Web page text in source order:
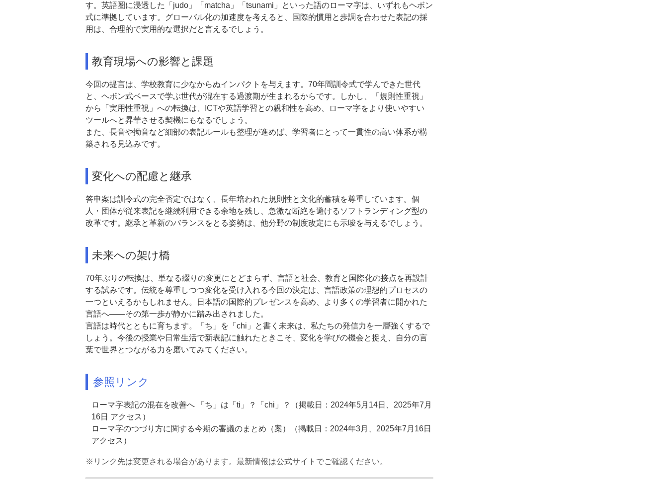
す。英語圏に浸透した「judo」「matcha」「tsunami」といった語のローマ字は、いずれもヘボン
式に準拠しています。 グローバル化の加速度を考えると、国際的慣用と歩調を合わせた表記の採
用は、合理的で実用的な選択だと言えるでしょう。
教育現場への影響と課題
今回の提言は、学校教育に少なからぬインパクトを与えます。70年間訓令式で学んできた世代
と、ヘボン式ベースで学ぶ世代が混在する過渡期が生まれるからです。しかし、
「規則性重視」
から「実用性重視」への転換は、ICTや英語学習との親和性を高め、ローマ字をより使いやすい
ツールへと昇華させる契機にもなるでしょう。
また、長音や拗音など細部の表記ルールも整理が進めば、学習者にとって一貫性の高い体系が構
築される見込みです。
変化への配慮と継承
答申案は訓令式の完全否定ではなく、長年培われた規則性と文化的蓄積を尊重しています。個
人・団体が従来表記を継続利用できる余地を残し、急激な断絶を避ける ソフトランディング型の
改革です。継承と革新のバランスをとる姿勢は、他分野の制度改定にも示唆を与えるでしょう。
未来への架け橋
70年ぶりの転換は、単なる綴りの変更にとどまらず、言語と社会、教育と国際化の接点を再設計
する試みです。伝統を尊重しつつ変化を受け入れる今回の決定は、 言語政策の理想的プロセスの
一つといえるかもしれません。日本語の国際的プレゼンスを高め、より多くの学習者に開かれた
言語へ――その第一歩が静かに踏み出されました。
言語は時代とともに育ちます。「ち」を「chi」と書く未来は、私たちの発信力を一層強くするで
しょう。今後の授業や日常生活で新表記に触れたときこそ、変化を学びの機会と捉え、
自分の言
葉で世界とつながる力 を磨いてみてください。
参照リンク
ローマ字表記の混在を改善へ 「ち」は「ti」？「chi」？
（掲載日：2024年5月14日、2025年7月
16日 アクセス）
ローマ字のつづり方に関する今期の審議のまとめ（案）
（掲載日：2024年3月、2025年7月16日
アクセス）
※リンク先は変更される場合があります。最新情報は公式サイトでご確認ください。